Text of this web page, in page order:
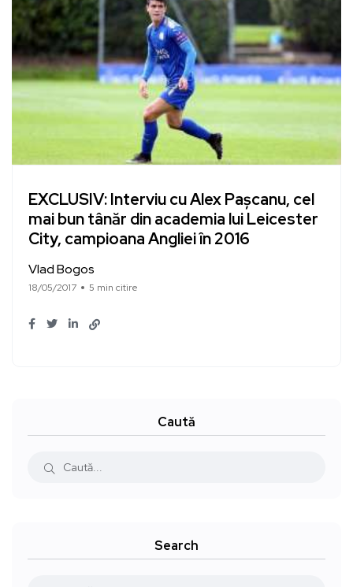
EXCLUSIV: Interviu cu Alex Pașcanu, cel
mai bun tânăr din academia lui Leicester
City, campioana Angliei în 2016
Vlad Bogos
18/05/2017 5 min citire
Caută
Search